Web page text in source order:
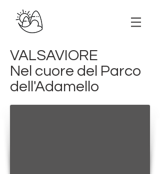
VALSAVIORE
Nel cuore del Parco
dell'Adamello